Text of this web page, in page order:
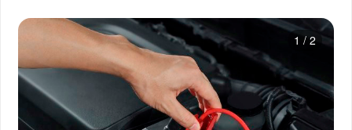
1 / 2